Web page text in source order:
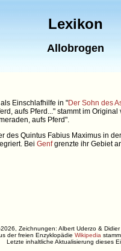
Lexikon
Allobrogen
Einschlafhilfe in "Der Sohn des
aufs Pferd..." stammt im
aufs Pferd".
des Quintus Fabius Maximus in
Bei Genfgrenzte ihr Gebiet
Zeichnungen: Albert Uderzo & Didier
der freien Enzyklopädie Wikipedia
Letzte inhaltliche Aktualisierung dieses